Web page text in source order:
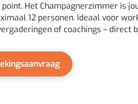
point. Het Champagnerzimmer is
12 personen. Ideaal voor
of coachings – direct